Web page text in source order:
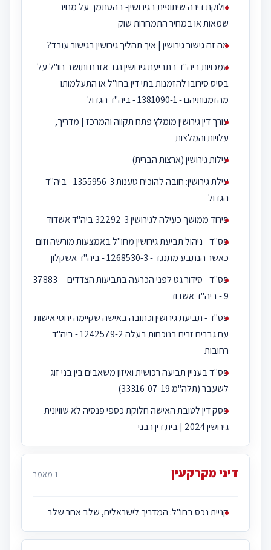
חלוקת דירה שיתופית בגירושין- בהסתמך על מחיר
שמאות או במחיר התמחרות שוק
מה זה גישור גירושין | איך תהליך גירושין בגישור עובד?
סמכויות ביה''ד בתביעת גירושין נגד אזרח ותושב חו''ל על
בסיס סירובו להזמנות בתי דין בחו''ל או התעלמותו
מהזמנותיהם - 1381090-1 - ביה''ד הגדול
עורך דין גירושין מומלץ פתח תקווה והמרכז | מדריך,
עלויות והמלצות
עילות גירושין (ארצות הברית)
עילת גירושין: חובה להוכיח טענות 1355956-3 - ביה''ד
הגדול
פירוד ממושך כעילה לגירושין 32292-3 ביה''ד אשדוד
פס"ד - ניהול תביעת גירושין מחו''ל באמצעות מורשה וזום
כאשר הנתבע מתנגד - 1268530-3 - ביה''ד אשקלון‎‎
פס"ד - סידור גט לפני הכרעה בתביעות הצדדים - 37883-
9 - ביה''ד אשדוד
פס"ד - תביעת גירושין וכתובה באישה שקיימה יחסי אישות
עם גברים זרים בנוכחות בעלה 1242579-2 - ביה''ד
רחובות
פס"ד בעניין תביעה רכושית ואיזון משאבים בין בני זוג
לשעבר (תלה"מ 33316-07-19)
פסק דין לטובת האישה חלוקת כספי פנסיה לא שוויונית
גירושין 2024 | בית דין רבני
דיני מקרקעין 1 מאמר
קניית נכס בחו"ל: המדריך לישראלים, שלב אחר שלב